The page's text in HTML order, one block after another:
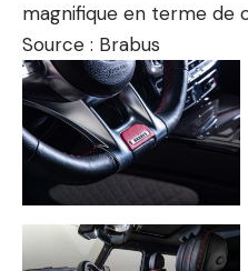
magnifique en terme de
Source : Brabus